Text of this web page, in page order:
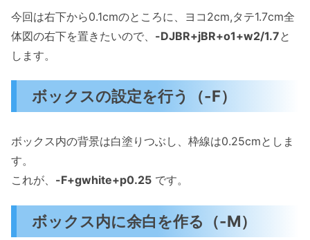
今回は右下から0.1cmのところに、ヨコ2cm,タテ1.7cm全
体図の右下を置きたいので、 -DJBR+jBR+o1+w2/1.7と
します。
ボックスの設定を行う（-F）
ボックス内の背景は白塗りつぶし、枠線は0.25cmとしま
す。
これが、 -F+gwhite+p0.25 です。
ボックス内に余白を作る（-M）